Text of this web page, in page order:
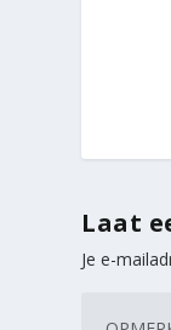
Laat
Je e-